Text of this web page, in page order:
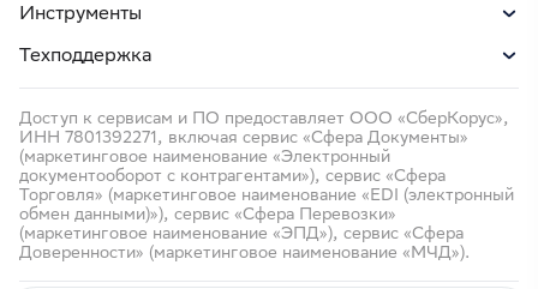
Инструменты
Техподдержка
Доступ к сервисам и ПО предоставляет ООО «СберКорус»,
ИНН 7801392271, включая сервис «Сфера Документы»
(маркетинговое наименование «Электронный
документооборот с контрагентами»), сервис «Сфера
Торговля» (маркетинговое наименование «EDI (электронный
обмен данными)»), сервис «Сфера Перевозки»
(маркетинговое наименование «ЭПД»), сервис «Сфера
Доверенности» (маркетинговое наименование «МЧД»).